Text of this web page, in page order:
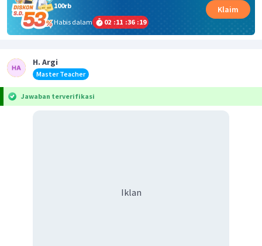
100rb
Habis dalam
02 :11 :36 :19
Klaim
H. Argi
Master Teacher
Jawaban terverifikasi
Iklan